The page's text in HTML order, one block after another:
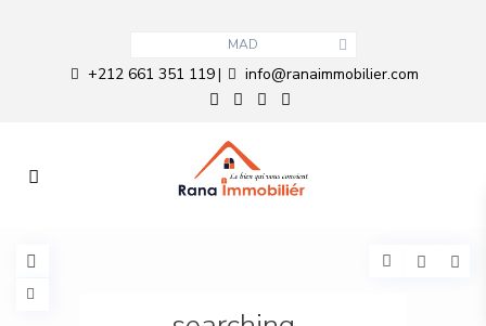
MAD
+212 661 351 119| info@ranaimmobilier.com